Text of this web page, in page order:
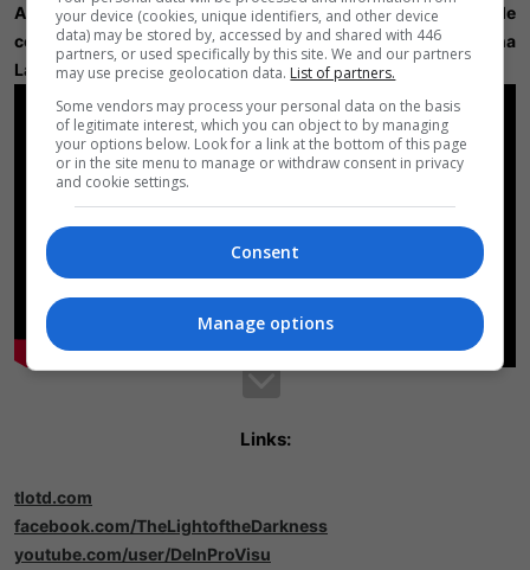
Atuando também como prestadora de serviços na área de
computação gráfica e pós produção. Nosso estúdio fica na
Ladeira da Glória 26 - NEX COWORKING. Venham nos visitar.
Links:
tlotd.com
facebook.com/TheLightoftheDarkness
youtube.com/user/DeInProVisu
your device (cookies, unique identifiers, and other device
data) may be stored by, accessed by and shared with 446
partners, or used specifically by this site. We and our partners
may use precise geolocation data. List of partners.
Some vendors may process your personal data on the basis
of legitimate interest, which you can object to by managing
your options below. Look for a link at the bottom of this page
or in the site menu to manage or withdraw consent in privacy
and cookie settings.
Consent
Manage options